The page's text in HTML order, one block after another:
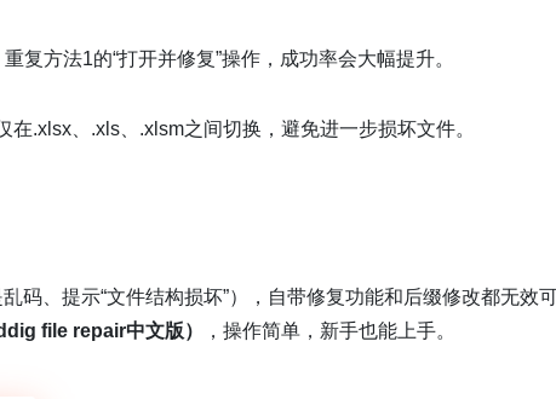
复方法1的“打开并修复”操作，成功率会大幅提升。
.xlsx、.xls、.xlsm之间切换，避免进一步损坏文件。
码、提示“文件结构损坏”），自带修复功能和后缀修改都无效
file repair中文版） ，操作简单，新手也能上手。